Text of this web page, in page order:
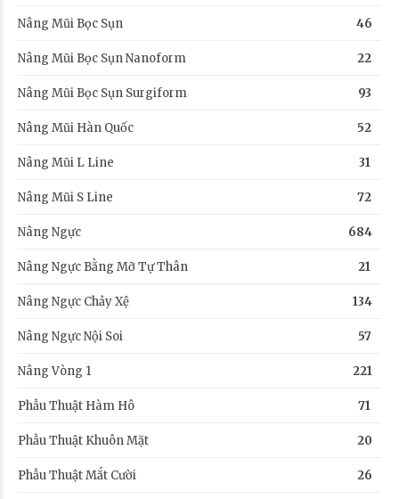
Nâng Mũi Bọc Sụn 46
Nâng Mũi Bọc Sụn Nanoform 22
Nâng Mũi Bọc Sụn Surgiform 93
Nâng Mũi Hàn Quốc 52
Nâng Mũi L Line 31
Nâng Mũi S Line 72
Nâng Ngực 684
Nâng Ngực Bằng Mỡ Tự Thân 21
Nâng Ngực Chảy Xệ 134
Nâng Ngực Nội Soi 57
Nâng Vòng 1 221
Phẫu Thuật Hàm Hô 71
Phẫu Thuật Khuôn Mặt 20
Phẫu Thuật Mắt Cười 26